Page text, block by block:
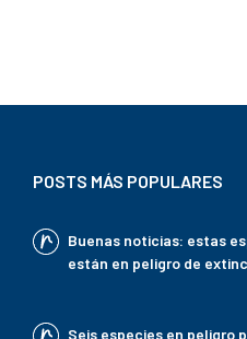
POSTS MÁS POPULARES
Buenas noticias: estas
están en peligro de
Seis especies en peligro